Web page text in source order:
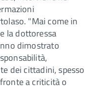
"Mai come in
la dottoressa
dimostrato
dei cittadini, spesso
a criticità o